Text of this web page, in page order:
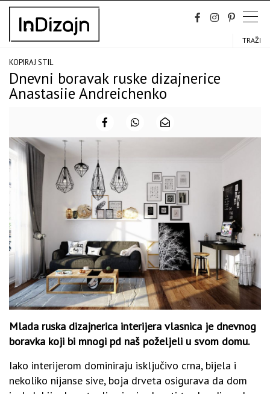
Skip
content
TRAŽI
KOPIRAJ STIL
Dnevni boravak ruske dizajnerice
Anastasiie Andreichenko
Mlada ruska dizajnerica interijera vlasnica je dnevnog
boravka koji bi mnogi pd naš poželjeli u svom domu.
Iako interijerom dominiraju isključivo crna, bijela i
nekoliko nijanse sive, boja drveta osigurava da dom